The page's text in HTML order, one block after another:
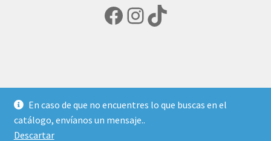
Facebook
Instagram
TikTok
Política de privacidad
Creado con Storefront y
WooCommerce.
En caso de que no encuentres lo que buscas en el
catálogo, envíanos un mensaje..
Descartar